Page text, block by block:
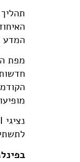
המדע
מופיעות 38